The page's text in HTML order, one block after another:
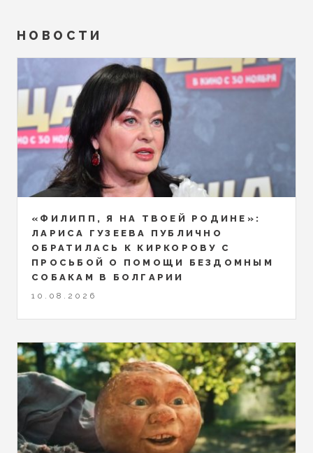
НОВОСТИ
«ФИЛИПП, Я НА ТВОЕЙ РОДИНЕ»:
ЛАРИСА ГУЗЕЕВА ПУБЛИЧНО
ОБРАТИЛАСЬ К КИРКОРОВУ С
ПРОСЬБОЙ О ПОМОЩИ БЕЗДОМНЫМ
СОБАКАМ В БОЛГАРИИ
10.08.2026